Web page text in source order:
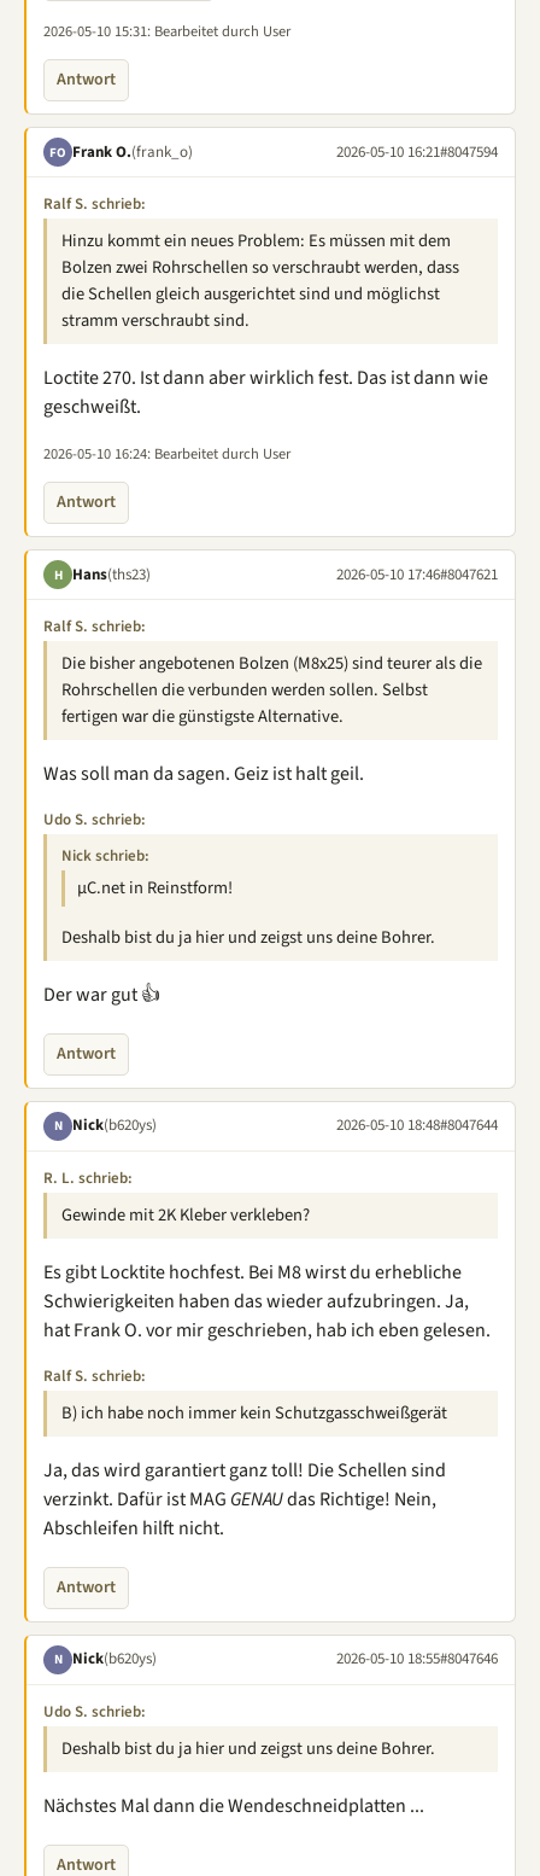
2026-05-10 15:31: Bearbeitet durch User
Antwort
FO Frank O.(frank_o) 2026-05-10 16:21#8047594
Ralf S. schrieb:
Hinzu kommt ein neues Problem: Es müssen mit dem
Bolzen zwei Rohrschellen so verschraubt werden, dass
die Schellen gleich ausgerichtet sind und möglichst
stramm verschraubt sind.
Loctite 270. Ist dann aber wirklich fest. Das ist dann wie
geschweißt.
2026-05-10 16:24: Bearbeitet durch User
Antwort
H Hans(ths23) 2026-05-10 17:46#8047621
Ralf S. schrieb:
Die bisher angebotenen Bolzen (M8x25) sind teurer als die
Rohrschellen die verbunden werden sollen. Selbst
fertigen war die günstigste Alternative.
Was soll man da sagen. Geiz ist halt geil.
Udo S. schrieb:
Nick schrieb:
µC.net in Reinstform!
Deshalb bist du ja hier und zeigst uns deine Bohrer.
Der war gut 👍
Antwort
N Nick(b620ys) 2026-05-10 18:48#8047644
R. L. schrieb:
Gewinde mit 2K Kleber verkleben?
Es gibt Locktite hochfest. Bei M8 wirst du erhebliche
Schwierigkeiten haben das wieder aufzubringen. Ja,
hat Frank O. vor mir geschrieben, hab ich eben gelesen.
Ralf S. schrieb:
B) ich habe noch immer kein Schutzgasschweißgerät
Ja, das wird garantiert ganz toll! Die Schellen sind
verzinkt. Dafür ist MAG GENAUdas Richtige! Nein,
Abschleifen hilft nicht.
Antwort
N Nick(b620ys) 2026-05-10 18:55#8047646
Udo S. schrieb:
Deshalb bist du ja hier und zeigst uns deine Bohrer.
Nächstes Mal dann die Wendeschneidplatten ...
Antwort